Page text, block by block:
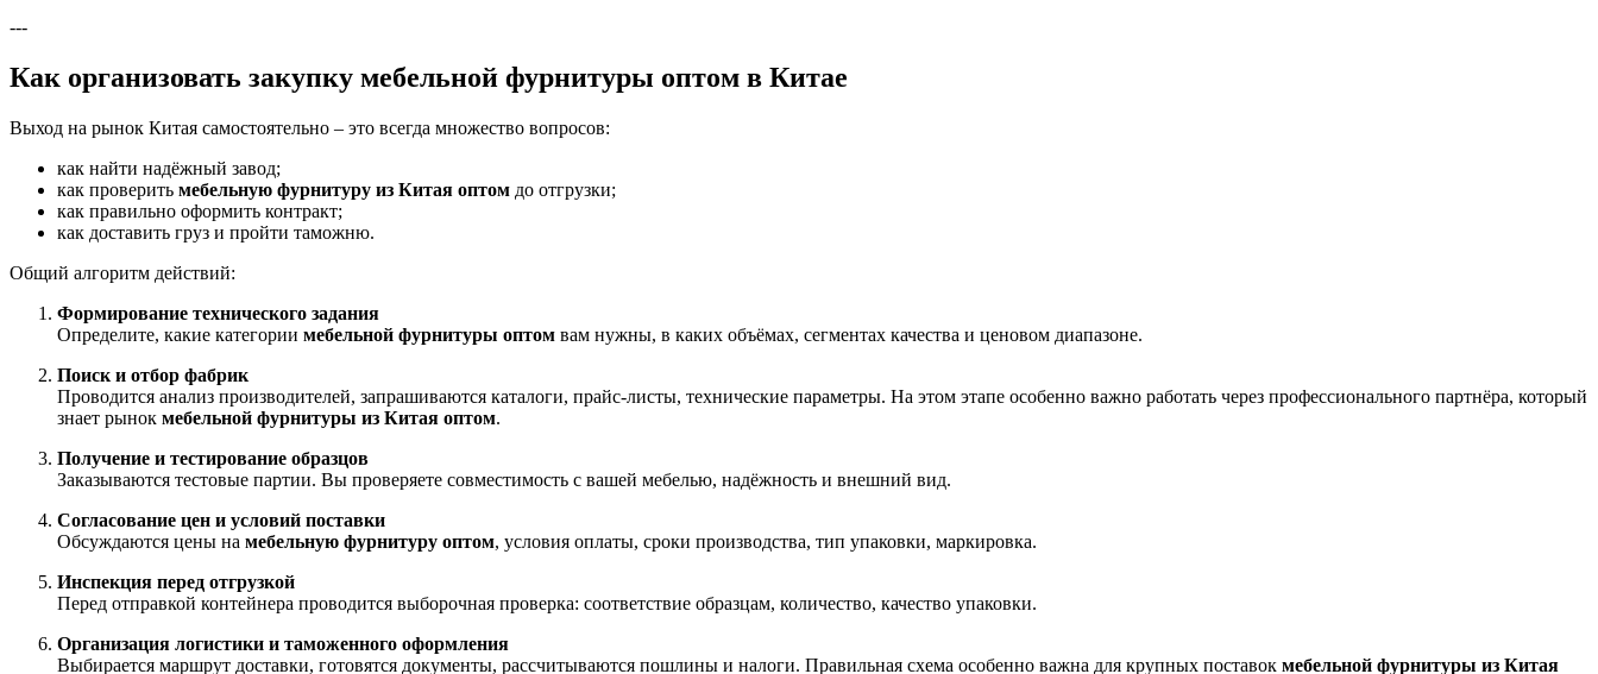
---
Как организовать закупку мебельной фурнитуры оптом в Китае
Выход на рынок Китая самостоятельно – это всегда множество вопросов:
как найти надёжный завод;
как проверить мебельную фурнитуру из Китая оптом до отгрузки;
как правильно оформить контракт;
как доставить груз и пройти таможню.
Общий алгоритм действий:
Формирование технического задания
Определите, какие категории мебельной фурнитуры оптом вам нужны, в каких объёмах, сегментах качества и ценовом диапазоне.
Поиск и отбор фабрик
Проводится анализ производителей, запрашиваются каталоги, прайс‑листы, технические параметры. На этом этапе особенно важно работать через профессионального партнёра, который
знает рынок мебельной фурнитуры из Китая оптом.
Получение и тестирование образцов
Заказываются тестовые партии. Вы проверяете совместимость с вашей мебелью, надёжность и внешний вид.
Согласование цен и условий поставки
Обсуждаются цены на мебельную фурнитуру оптом, условия оплаты, сроки производства, тип упаковки, маркировка.
Инспекция перед отгрузкой
Перед отправкой контейнера проводится выборочная проверка: соответствие образцам, количество, качество упаковки.
Организация логистики и таможенного оформления
Выбирается маршрут доставки, готовятся документы, рассчитываются пошлины и налоги. Правильная схема особенно важна для крупных поставок мебельной фурнитуры из Китая